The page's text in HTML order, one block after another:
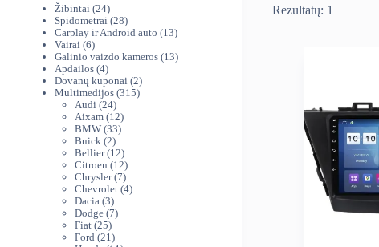
Rezultatų: 1
Žibintai 2424
produktai
Spidometrai 2828
produktai
Carplay ir Android auto 1313
Vairai 66
produktai
Galinio vaizdo kameros 1313
Apdailos 44
produktai
Dovanų kuponai 22
produktai
Multimedijos 315315
Audi 2424
produktai
Aixam 1212
produktų
BMW 3333
Buick 22
produktai
Bellier 1212
produktų
Citroen 1212
produktų
Chrysler 77
produktai
Chevrolet 44
Dacia 33
produktai
Dodge 77
Fiat 2525
produktai
Ford 21 21